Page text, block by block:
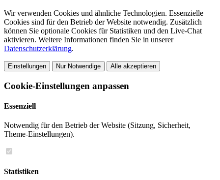
Wir verwenden Cookies und ähnliche Technologien. Essenzielle
Cookies sind für den Betrieb der Website notwendig. Zusätzlich
können Sie optionale Cookies für Statistiken und den Live-Chat
aktivieren. Weitere Informationen finden Sie in unserer
Datenschutzerklärung.
Einstellungen Nur Notwendige Alle akzeptieren
Cookie-Einstellungen anpassen
Essenziell
Notwendig für den Betrieb der Website (Sitzung, Sicherheit,
Theme-Einstellungen).
Statistiken